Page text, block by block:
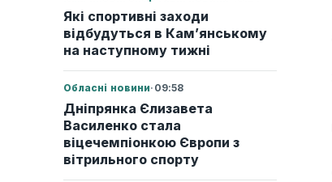
Які спортивні заходи
відбудуться в Кам’янському
на наступному тижні
Обласні новини· 09:58
Дніпрянка Єлизавета
Василенко стала
віцечемпіонкою Європи з
вітрильного спорту